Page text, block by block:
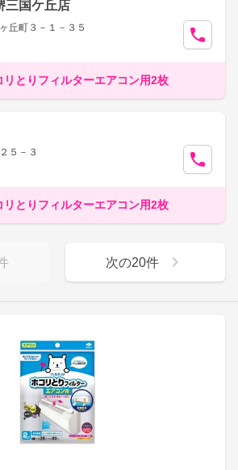
三国ケ丘店
丘町３－１－３５
とりフィルターエアコン用2枚
５－３
とりフィルターエアコン用2枚
次の20件